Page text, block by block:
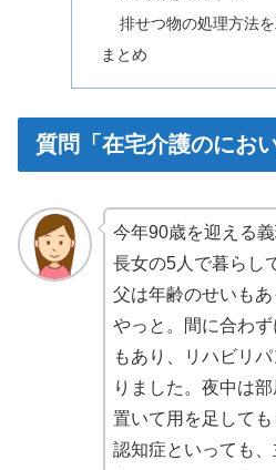
排せつ物の処理方法
まとめ
質問「在宅介護のにお
今年90歳を迎える
長女の5人で暮らし
父は年齢のせいも
やっと。間に合わ
もあり、リハビリ
りました。夜中は
置いて用を足しても
認知症といっても